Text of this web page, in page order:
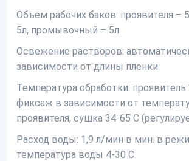
Объем рабочих баков: проявителя –
5л, промывочный – 5л
Освежение растворов:
зависимости от длины пленки
Температура обработки: проявитель
фиксаж в зависимости от
проявителя, сушка 34-65 С
Расход воды: 1,9 л/мин в мин. в
температура воды 4-30 С